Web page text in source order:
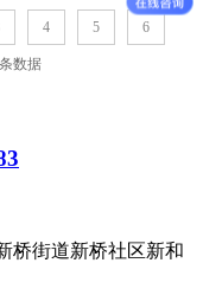
4 5 6
条数据
桥街道新桥社区新和